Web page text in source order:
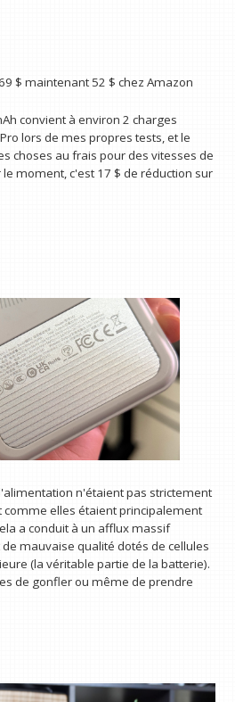
$ maintenant 52 $ chez Amazon
convient à environ 2 charges
lors de mes propres tests, et le
choses au frais pour des vitesses de
moment, c'est 17 $ de réduction sur
n'étaient pas strictement
comme elles étaient principalement
a conduit à un afflux massif
mauvaise qualité dotés de cellules
(la véritable partie de la batterie).
de gonfler ou même de prendre